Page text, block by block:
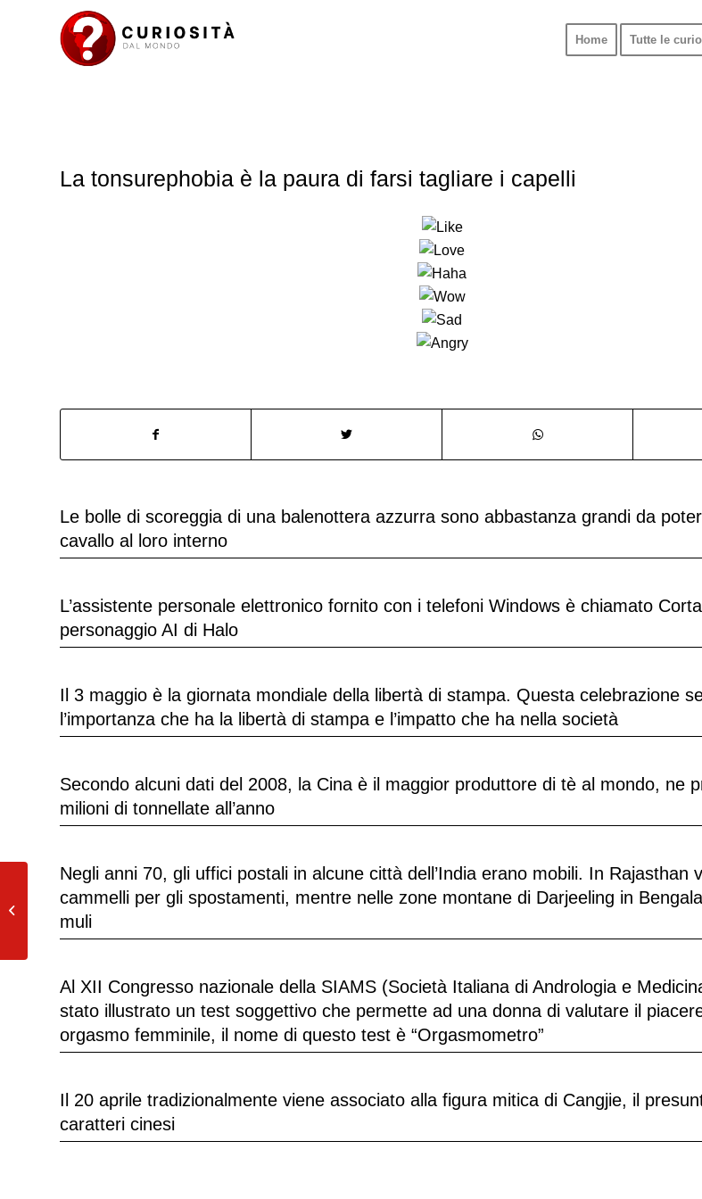
Home Tutte le
La tonsurephobia è la paura di farsi tagliare i capelli
Le bolle di scoreggia di una balenottera azzurra sono abbastanza grandi da
cavallo al loro interno
L’assistente personale elettronico fornito con i telefoni Windows è chiamato
personaggio AI di Halo
Il 3 maggio è la giornata mondiale della libertà di stampa. Questa celebrazione
l’importanza che ha la libertà di stampa e l’impatto che ha nella società
Secondo alcuni dati del 2008, la Cina è il maggior produttore di tè al mondo, ne
milioni di tonnellate all’anno
Negli anni 70, gli uffici postali in alcune città dell’India erano mobili. In Rajasthan
cammelli per gli spostamenti, mentre nelle zone montane di Darjeeling in
muli
Al XII Congresso nazionale della SIAMS (Società Italiana di Andrologia e
stato illustrato un test soggettivo che permette ad una donna di valutare il
orgasmo femminile, il nome di questo test è “Orgasmometro”
Il 20 aprile tradizionalmente viene associato alla figura mitica di Cangjie, il
caratteri cinesi
Non è possibile leccarsi i gomiti